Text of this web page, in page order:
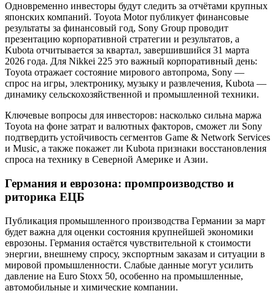
Одновременно инвесторы будут следить за отчётами крупных
японских компаний. Toyota Motor публикует финансовые
результаты за финансовый год, Sony Group проводит
презентацию корпоративной стратегии и результатов, а
Kubota отчитывается за квартал, завершившийся 31 марта
2026 года. Для Nikkei 225 это важный корпоративный день:
Toyota отражает состояние мирового автопрома, Sony —
спрос на игры, электронику, музыку и развлечения, Kubota —
динамику сельскохозяйственной и промышленной техники.
Ключевые вопросы для инвесторов: насколько сильна маржа
Toyota на фоне затрат и валютных факторов, сможет ли Sony
подтвердить устойчивость сегментов Game & Network Services
и Music, а также покажет ли Kubota признаки восстановления
спроса на технику в Северной Америке и Азии.
Германия и еврозона: промпроизводство и
риторика ЕЦБ
Публикация промышленного производства Германии за март
будет важна для оценки состояния крупнейшей экономики
еврозоны. Германия остаётся чувствительной к стоимости
энергии, внешнему спросу, экспортным заказам и ситуации в
мировой промышленности. Слабые данные могут усилить
давление на Euro Stoxx 50, особенно на промышленные,
автомобильные и химические компании.